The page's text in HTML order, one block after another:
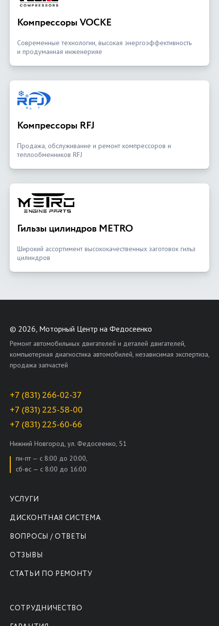
Компрессоры VOCKE
Современные технологии, высокая энергоэффективность
и продуманная инженерияе
Компрессоры RFJ
Продажа, обслуживание и ремонт компрессоров и
теплообменников RFJ
Гильзы цилиндров METRO
Широкий ассортимент высококачественных заготовок гильз
цилиндров
© 2026, Моторный Центр на Федосеенко
Ремонт автомобильных двигателей и деталей двигателей,
компьютерная диагностика автомобилей, независимая экспертиза,
продажа запчастей
+7 (831) 266-02-37
+7 (831) 225-58-00
+7 (831) 225-60-66
Нижний Новгород, ул. Федосеенко, 51
пн-пт — с 8:00 до 20:00,
сб-вс — с 8:00 до 16:00
УСЛУГИ
ДИСКОНТНАЯ СИСТЕМА
ВОПРОСЫ / ОТВЕТЫ
ОТЗЫВЫ
СТАТЬИ ПО РЕМОНТУ
СОТРУДНИЧЕСТВО